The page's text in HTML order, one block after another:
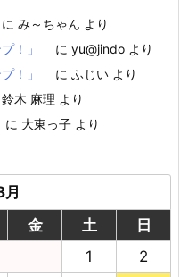
に み～ちゃん より
！」
に yu@jindo より
！」
に ふじい より
鈴木 麻理 より
に 大東っ子 より
金 土
日
1
2